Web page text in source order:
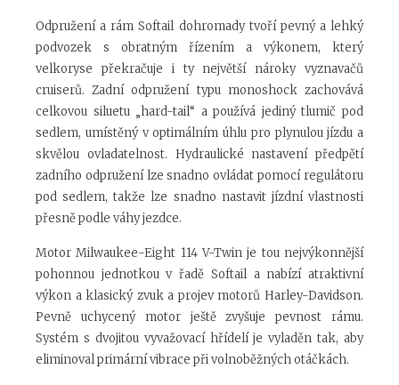
Odpružení a rám Softail dohromady tvoří pevný a lehký
podvozek s obratným řízením a výkonem, který
velkoryse překračuje i ty největší nároky vyznavačů
cruiserů. Zadní odpružení typu monoshock zachovává
celkovou siluetu „hard-tail“ a používá jediný tlumič pod
sedlem, umístěný v optimálním úhlu pro plynulou jízdu a
skvělou ovladatelnost. Hydraulické nastavení předpětí
zadního odpružení lze snadno ovládat pomocí regulátoru
pod sedlem, takže lze snadno nastavit jízdní vlastnosti
přesně podle váhy jezdce.
Motor Milwaukee-Eight 114 V-Twin je tou nejvýkonnější
pohonnou jednotkou v řadě Softail a nabízí atraktivní
výkon a klasický zvuk a projev motorů Harley-Davidson.
Pevně uchycený motor ještě zvyšuje pevnost rámu.
Systém s dvojitou vyvažovací hřídelí je vyladěn tak, aby
eliminoval primární vibrace při volnoběžných otáčkách.